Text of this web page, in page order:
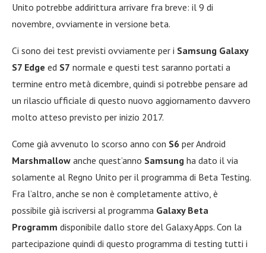
Unito potrebbe addirittura arrivare fra breve: il 9 di
novembre, ovviamente in versione beta.
Ci sono dei test previsti ovviamente per i Samsung Galaxy
S7 Edge ed S7 normale e questi test saranno portati a
termine entro metà dicembre, quindi si potrebbe pensare ad
un rilascio ufficiale di questo nuovo aggiornamento davvero
molto atteso previsto per inizio 2017.
Come già avvenuto lo scorso anno con S6 per Android
Marshmallow anche quest’anno Samsung ha dato il via
solamente al Regno Unito per il programma di Beta Testing.
Fra l’altro, anche se non è completamente attivo, è
possibile già iscriversi al programma Galaxy Beta
Programm disponibile dallo store del Galaxy Apps. Con la
partecipazione quindi di questo programma di testing tutti i